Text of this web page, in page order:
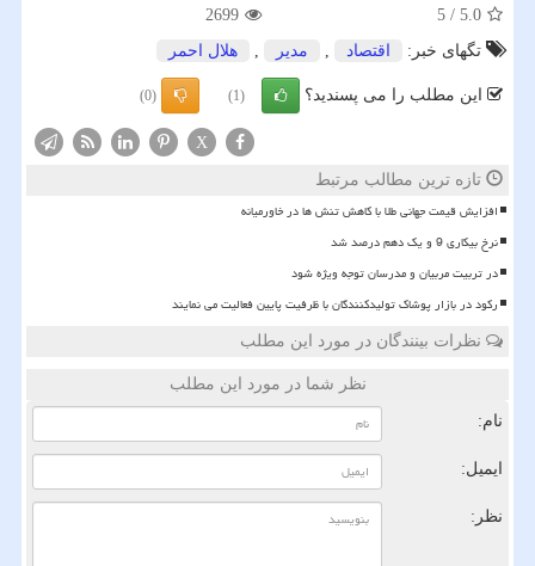
5.0
/
5
2699
تگهای خبر:
اقتصاد , مدیر , هلال احمر
این مطلب را می پسندید؟ (1)
(0)
X
تازه ترین مطالب مرتبط
افزایش قیمت جهانی طلا با کاهش تنش ها در خاورمیانه
نرخ بیکاری 9 و یک دهم درصد شد
در تربیت مربیان و مدرسان توجه ویژه شود
رکود در بازار پوشاک تولیدکنندگان با ظرفیت پایین فعالیت می نمایند
نظرات بینندگان در مورد این مطلب
نظر شما در مورد این مطلب
نام:
ایمیل:
نظر: